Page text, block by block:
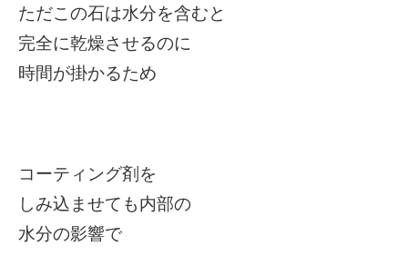
ただこの石は水分を含むと
完全に乾燥させるのに
時間が掛かるため
コーティング剤を
しみ込ませても内部の
水分の影響で